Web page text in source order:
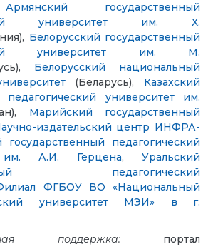
Армянский государственный
университет им. Х.
Белорусский государственный
университет им. М.
Белорусский национальный
(Беларусь), Казахский
университет им.
Марийский государственный
издательский центр ИНФРА-
государственный педагогический
им. А.И. Герцена, Уральский
педагогический
ФГБОУ ВО «Национальный
университет МЭИ» в г.
поддержка:
портал